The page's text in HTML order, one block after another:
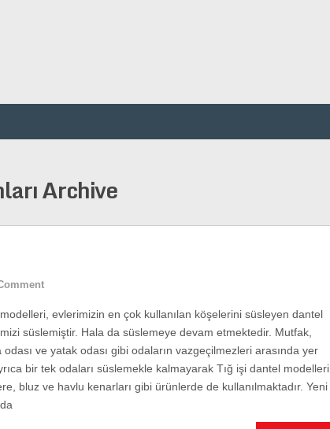
Archive
evlerimizin en çok kullanılan köşelerini süsleyen dantel
süslemiştir. Hala da süslemeye devam etmektedir. Mutfak,
ve yatak odası gibi odaların vazgeçilmezleri arasında yer
bir tek odaları süslemekle kalmayarak Tığ işi dantel modelleri
bluz ve havlu kenarları gibi ürünlerde de kullanılmaktadır. Yeni